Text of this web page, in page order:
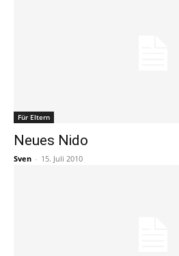
Für Eltern
Neues Nido
Sven - 15. Juli 2010